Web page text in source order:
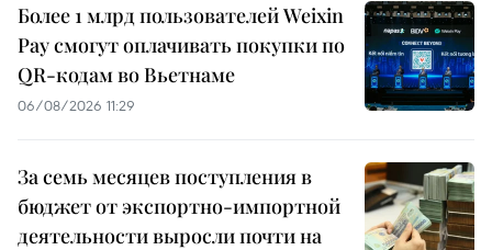
Более 1 млрд пользователей Weixin
Pay смогут оплачивать покупки по
QR-кодам во Вьетнаме
06/08/2026 11:29
За семь месяцев поступления в
бюджет от экспортно-импортной
деятельности выросли почти на